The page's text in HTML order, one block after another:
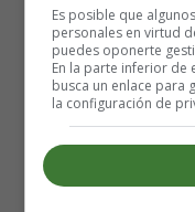
Somos los
nosotros cocinamos
y todo, y todo muy
condimentado.
Es posible que
personales en virtud
puedes oponerte
En la parte inferior de
busca un enlace para
la configuración de